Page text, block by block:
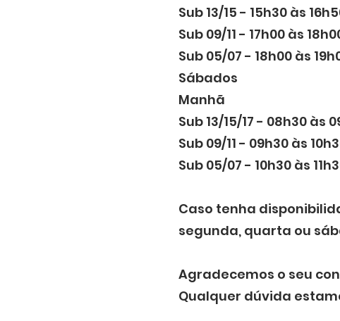
Sub 13/15 - 15h30 às
Sub 09/11 - 17h00 às
Sub 05/07 - 18h00 às
Sábados
Manhã
Sub 13/15/17 - 08h30 às
Sub 09/11 - 09h30 às
Sub 05/07 - 10h30 às
Caso tenha
segunda, quarta ou
Agradecemos o seu
Qualquer dúvida